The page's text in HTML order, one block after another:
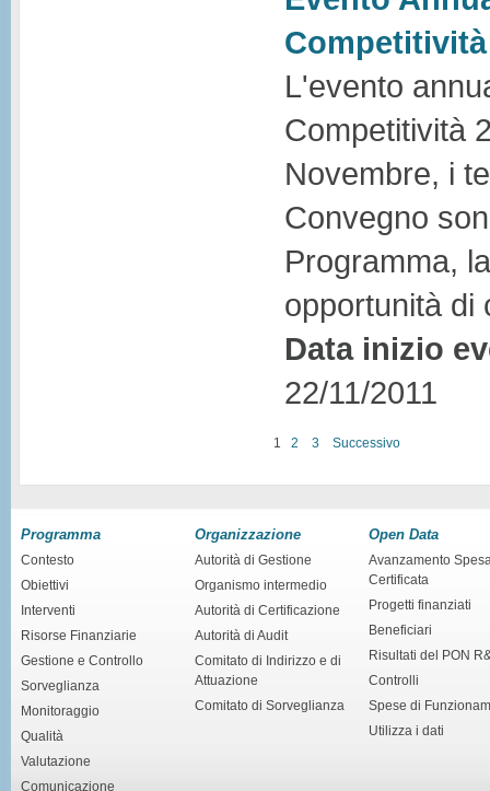
Competitività
L'evento
Competitività
Novembre, i
Convegno
Programma,
opportunità di
Data inizio
22/11/2011
1 2 3 Successivo
Programma
Contesto
Obiettivi
Interventi
Risorse Finanziarie
Gestione e Controllo
Sorveglianza
Monitoraggio
Qualità
Valutazione
Comunicazione
Organizzazione
Autorità di Gestione
Organismo intermedio
Autorità di Certificazione
Autorità di Audit
Comitato di Indirizzo e di
Attuazione
Comitato di Sorveglianza
Open Data
Avanzamento
Certificata
Progetti finanziati
Beneficiari
Risultati del PON
Controlli
Spese di
Utilizza i dati